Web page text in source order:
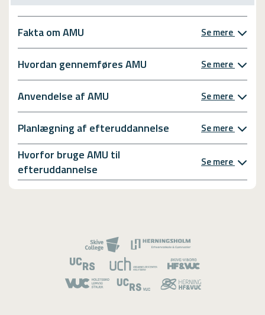
Fakta om AMU Se mere
Hvordan gennemføres AMU Se mere
Anvendelse af AMU Se mere
Planlægning af efteruddannelse Se mere
Hvorfor bruge AMU til
efteruddannelse
Se mere